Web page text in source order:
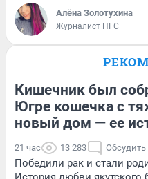
Алёна Золотухина
Журналист НГС
Кишечник был
Югре кошечка с
новый дом — ее
21 час 13 283 Обсудить
Победили рак и стали